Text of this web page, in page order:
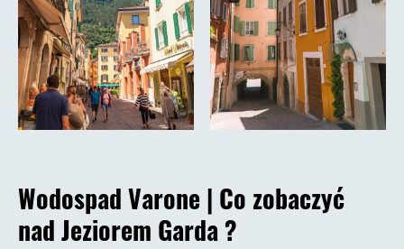
Wodospad Varone | Co zobaczyć
nad Jeziorem Garda ?